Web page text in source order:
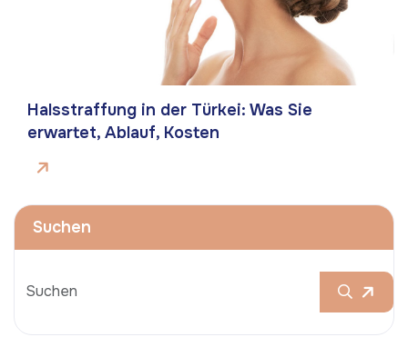
Halsstraffung in der Türkei: Was Sie
erwartet, Ablauf, Kosten
Suchen